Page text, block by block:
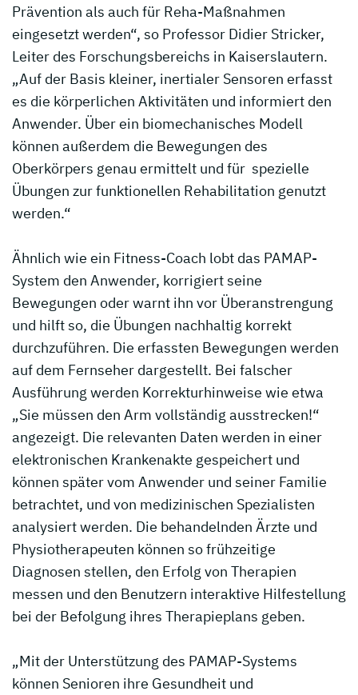
Prävention als auch für Reha-Maßnahmen
eingesetzt werden“, so Professor Didier Stricker,
Leiter des Forschungsbereichs in Kaiserslautern.
„Auf der Basis kleiner, inertialer Sensoren erfasst
es die körperlichen Aktivitäten und informiert den
Anwender. Über ein biomechanisches Modell
können außerdem die Bewegungen des
Oberkörpers genau ermittelt und für spezielle
Übungen zur funktionellen Rehabilitation genutzt
werden.“
Ähnlich wie ein Fitness-Coach lobt das PAMAP-
System den Anwender, korrigiert seine
Bewegungen oder warnt ihn vor Überanstrengung
und hilft so, die Übungen nachhaltig korrekt
durchzuführen. Die erfassten Bewegungen werden
auf dem Fernseher dargestellt. Bei falscher
Ausführung werden Korrekturhinweise wie etwa
„Sie müssen den Arm vollständig ausstrecken!“
angezeigt. Die relevanten Daten werden in einer
elektronischen Krankenakte gespeichert und
können später vom Anwender und seiner Familie
betrachtet, und von medizinischen Spezialisten
analysiert werden. Die behandelnden Ärzte und
Physiotherapeuten können so frühzeitige
Diagnosen stellen, den Erfolg von Therapien
messen und den Benutzern interaktive Hilfestellung
bei der Befolgung ihres Therapieplans geben.
„Mit der Unterstützung des PAMAP-Systems
können Senioren ihre Gesundheit und